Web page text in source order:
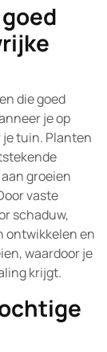
die goed
je op
je tuin. Planten
groeien
vaste
schaduw,
ontwikkelen en
waardoor je
krijgt.